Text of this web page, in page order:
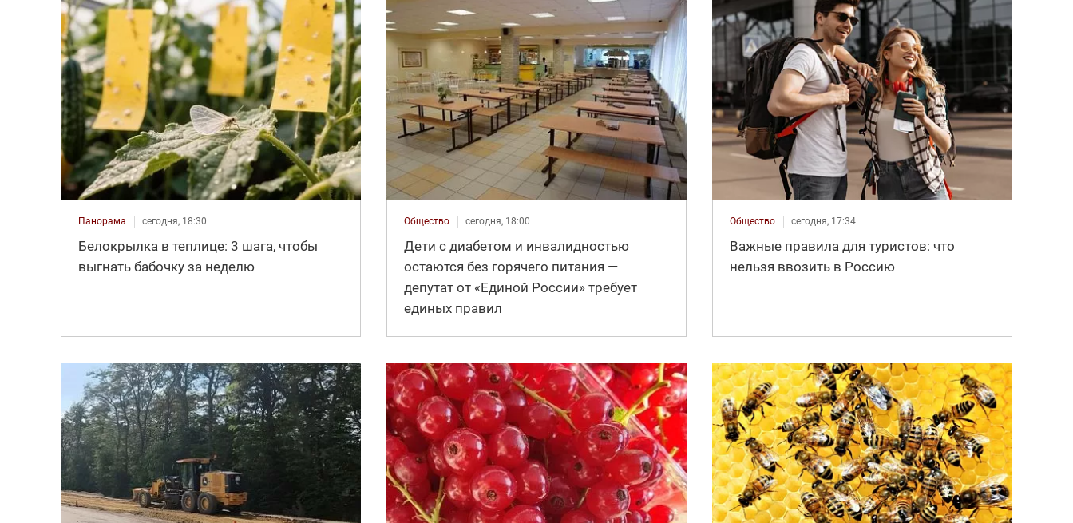
Панорама сегодня, 18:30
Белокрылка в теплице: 3 шага, чтобы
выгнать бабочку за неделю
Общество сегодня, 18:00
Дети с диабетом и инвалидностью
остаются без горячего питания —
депутат от «Единой России» требует
единых правил
Общество сегодня, 17:34
Важные правила для туристов: что
нельзя ввозить в Россию